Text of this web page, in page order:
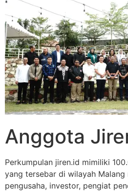
Anggota
Perkumpulan jiren.id mimiliki
yang tersebar di wilayah Malang
pengusaha, investor, pengiat